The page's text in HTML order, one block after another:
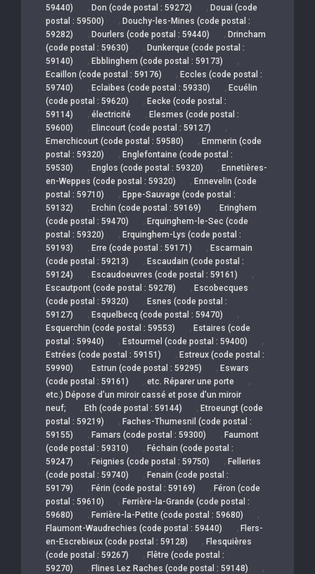
59440)
, Don (code postal : 59272) , Douai (code
postal : 59500)
, Douchy-les-Mines (code postal :
59282)
, Dourlers (code postal : 59440) , Drincham
(code postal : 59630)
, Dunkerque (code postal :
59140)
, Ebblinghem (code postal : 59173) ,
Ecaillon (code postal : 59176) , Eccles (code postal :
59740)
, Eclaibes (code postal : 59330) , Ecuélin
(code postal : 59620)
, Eecke (code postal :
59114)
, électricité , Elesmes (code postal :
59600)
, Elincourt (code postal : 59127) ,
Emerchicourt (code postal : 59580) , Emmerin (code
postal : 59320)
, Englefontaine (code postal :
59530)
, Englos (code postal : 59320) , Ennetières-
en-Weppes (code postal : 59320)
, Ennevelin (code
postal : 59710)
, Eppe-Sauvage (code postal :
59132)
, Erchin (code postal : 59169) , Eringhem
(code postal : 59470)
, Erquinghem-le-Sec (code
postal : 59320)
, Erquinghem-Lys (code postal :
59193)
, Erre (code postal : 59171) , Escarmain
(code postal : 59213)
, Escaudain (code postal :
59124)
, Escaudoeuvres (code postal : 59161) ,
Escautpont (code postal : 59278) , Escobecques
(code postal : 59320)
, Esnes (code postal :
59127)
, Esquelbecq (code postal : 59470) ,
Esquerchin (code postal : 59553) , Estaires (code
postal : 59940)
, Estourmel (code postal : 59400) ,
Estrées (code postal : 59151) , Estreux (code postal :
59990)
, Estrun (code postal : 59295) , Eswars
(code postal : 59161)
, etc. Réparer une porte ,
etc.) Dépose d'un miroir cassé et pose d'un miroir
neuf;
, Eth (code postal : 59144) , Etroeungt (code
postal : 59219)
, Faches-Thumesnil (code postal :
59155)
, Famars (code postal : 59300) , Faumont
(code postal : 59310)
, Féchain (code postal :
59247)
, Feignies (code postal : 59750) , Felleries
(code postal : 59740)
, Fenain (code postal :
59179)
, Férin (code postal : 59169) , Féron (code
postal : 59610)
, Ferrière-la-Grande (code postal :
59680)
, Ferrière-la-Petite (code postal : 59680) ,
Flaumont-Waudrechies (code postal : 59440) , Flers-
en-Escrebieux (code postal : 59128)
, Flesquières
(code postal : 59267)
, Flêtre (code postal :
59270)
, Flines Lez Raches (code postal : 59148) ,